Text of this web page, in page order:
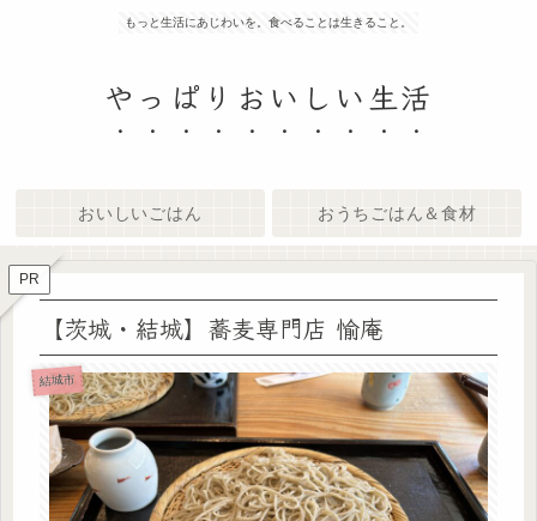
もっと生活にあじわいを。食べることは生きること。
やっぱりおいしい生活
おいしいごはん おうちごはん＆食材
PR
【茨城・結城】蕎麦専門店 愉庵
結城市